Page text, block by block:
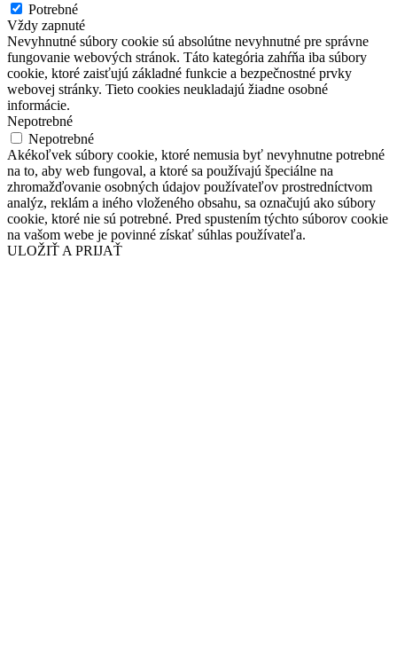
Potrebné
Vždy zapnuté
Nevyhnutné súbory cookie sú absolútne nevyhnutné pre správne
fungovanie webových stránok. Táto kategória zahŕňa iba súbory
cookie, ktoré zaisťujú základné funkcie a bezpečnostné prvky
webovej stránky. Tieto cookies neukladajú žiadne osobné
informácie.
Nepotrebné
Nepotrebné
Akékoľvek súbory cookie, ktoré nemusia byť nevyhnutne potrebné
na to, aby web fungoval, a ktoré sa používajú špeciálne na
zhromažďovanie osobných údajov používateľov prostredníctvom
analýz, reklám a iného vloženého obsahu, sa označujú ako súbory
cookie, ktoré nie sú potrebné. Pred spustením týchto súborov cookie
na vašom webe je povinné získať súhlas používateľa.
ULOŽIŤ A PRIJAŤ